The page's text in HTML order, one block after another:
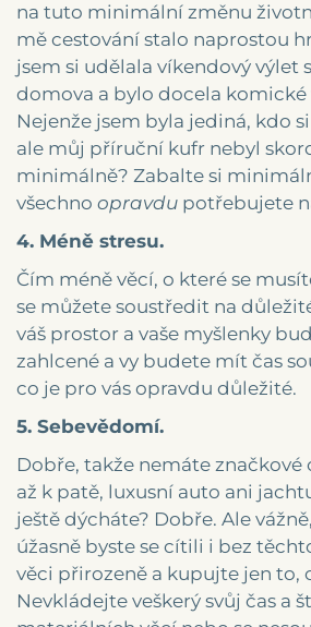
na tuto minimální změnu
mě cestování stalo naprostou
jsem si udělala víkendový výlet
domova a bylo docela
Nejenže jsem byla jediná, kdo
ale můj příruční kufr nebyl
minimálně? Zabalte si
všechno opravdu potřebujete
4. Méně stresu.
Čím méně věcí, o které se
se můžete soustředit na
váš prostor a vaše myšlenky
zahlcené a vy budete mít čas
co je pro vás opravdu důležité.
5. Sebevědomí.
Dobře, takže nemáte
až k patě, luxusní auto ani
ještě dýcháte? Dobře. Ale
úžasně byste se cítili i bez
věci přirozeně a kupujte jen to,
Nevkládejte veškerý svůj čas a